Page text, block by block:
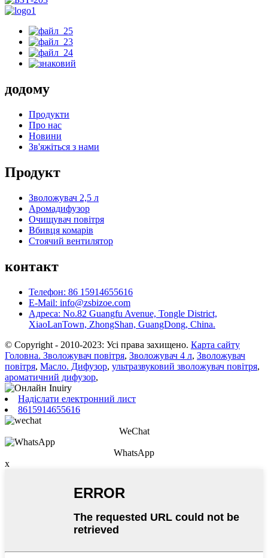
додому
Продукти
Про нас
Новини
Зв'яжіться з нами
Продукт
Зволожувач 2,5 л
Аромадифузор
Очищувач повітря
Вбивця комарів
Стоячий вентилятор
контакт
Телефон: 86 15914655616
E-Mail: info@zsbizoe.com
Адреса: No.82 Guangfu Avenue, Tongle District,
XiaoLanTown, ZhongShan, GuangDong, China.
© Copyright - 2010-2023: Усі права захищено. Карта сайту
Головна. Зволожувач повітря, Зволожувач 4 л, Зволожувач
повітря, Масло. Дифузор, ультразвуковий зволожувач повітря,
ароматичний дифузор,
Надіслати електронний лист
8615914655616
WeChat
WhatsApp
x